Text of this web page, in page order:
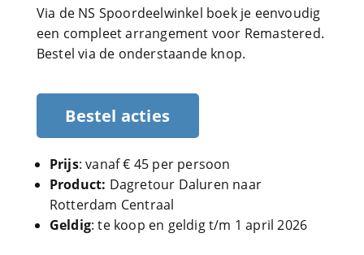
Via de NS Spoordeelwinkel boek je eenvoudig
een compleet arrangement voor Remastered.
Bestel via de onderstaande knop.
Bestel acties
Prijs: vanaf € 45 per persoon
Product: Dagretour Daluren naar
Rotterdam Centraal
Geldig: te koop en geldig t/m 1 april 2026